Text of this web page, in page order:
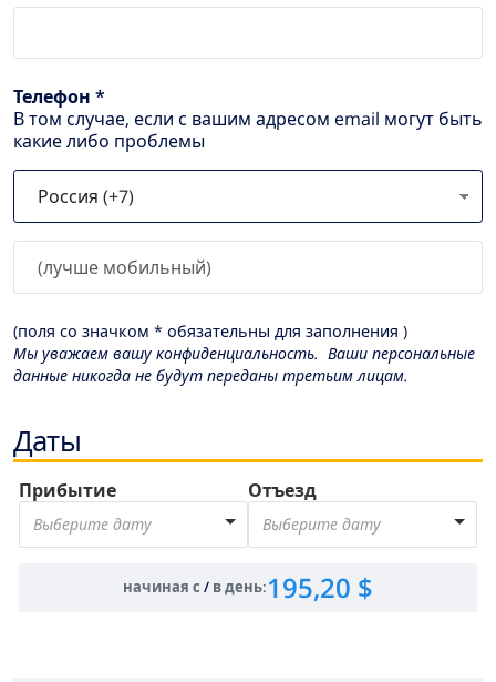
Телефон *
В том случае, если с вашим адресом email могут быть
какие либо проблемы
(поля со значком * обязательны для заполнения )
Мы уважаем вашу конфиденциальность. Ваши персональные
данные никогда не будут переданы третьим лицам.
Даты
Прибытие
Выберите дату
Отъезд
Выберите дату
начиная с / в день:195,20 $